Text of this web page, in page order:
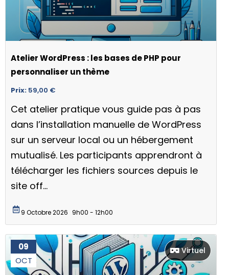
Atelier WordPress : les bases de PHP pour
personnaliser un thème
Prix: 59,00 €
Cet atelier pratique vous guide pas à pas
dans l’installation manuelle de WordPress
sur un serveur local ou un hébergement
mutualisé. Les participants apprendront à
télécharger les fichiers sources depuis le
site off...
9 Octobre 2026 9h00 - 12h00
09
OCT
Virtuel